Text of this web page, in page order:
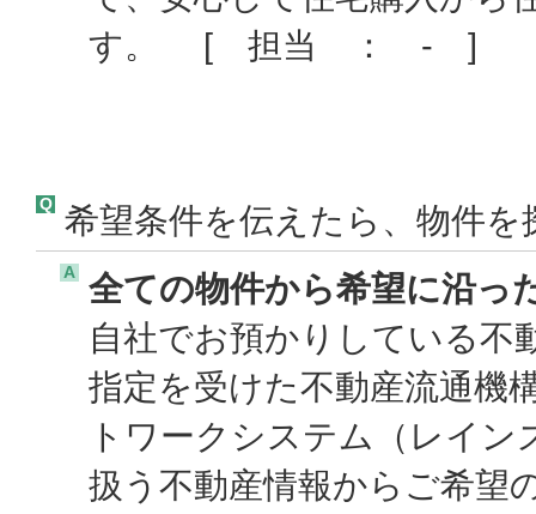
す。 [ 担当 ： - ]
Q 希望条件を伝えたら、物件
A
全ての物件から希望に沿っ
自社でお預かりしている不
指定を受けた不動産流通機
トワークシステム（レイ
扱う不動産情報からご希